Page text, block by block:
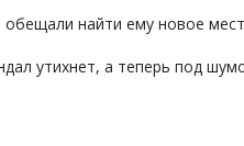
обещали найти ему новое
утихнет, а теперь под